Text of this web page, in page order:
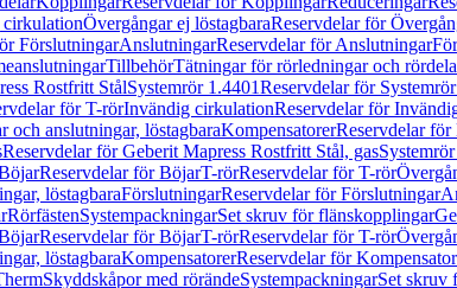
Övergångar ej löstagbaraReservdelar för
FörslutningarAnslutningarReservdelar för Anslutningar
TillbehörTätningar för rörledningar och
Rostfritt StålSystemrör 1.4401Reservdelar för
för T-rörInvändig cirkulationReservdelar för
och anslutningar, löstagbaraKompensatorerReservdelar för
Reservdelar för Geberit Mapress Rostfritt Stål, gas
Reservdelar för BöjarT-rörReservdelar för T-rör
löstagbaraFörslutningarReservdelar för Förslutningar
RörfästenSystempackningarSet skruv för flänskopplingar
Reservdelar för BöjarT-rörReservdelar för T-rör
löstagbaraKompensatorerReservdelar för
Skyddskåpor med rörändeSystempackningarSet skruv